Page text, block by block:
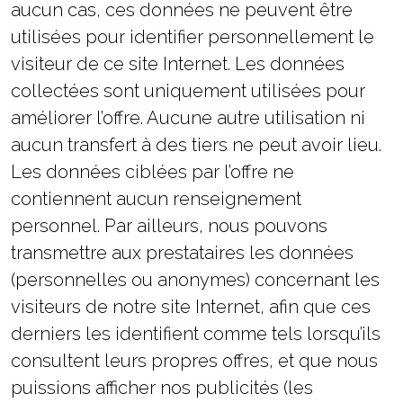
aucun cas, ces données ne peuvent être
utilisées pour identifier personnellement le
visiteur de ce site Internet. Les données
collectées sont uniquement utilisées pour
améliorer l’offre. Aucune autre utilisation ni
aucun transfert à des tiers ne peut avoir lieu.
Les données ciblées par l’offre ne
contiennent aucun renseignement
personnel. Par ailleurs, nous pouvons
transmettre aux prestataires les données
(personnelles ou anonymes) concernant les
visiteurs de notre site Internet, afin que ces
derniers les identifient comme tels lorsqu’ils
consultent leurs propres offres, et que nous
puissions afficher nos publicités (les